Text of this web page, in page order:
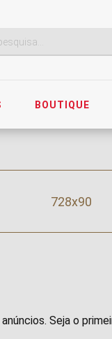
BOUTIQUE
728x90
Seja o